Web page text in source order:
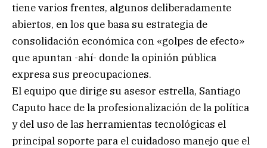
tiene varios frentes, algunos deliberadamente
abiertos, en los que basa su estrategia de
consolidación económica con «golpes de efecto»
que apuntan -ahí- donde la opinión pública
expresa sus preocupaciones.
El equipo que dirige su asesor estrella, Santiago
Caputo hace de la profesionalización de la política
y del uso de las herramientas tecnológicas el
principal soporte para el cuidadoso manejo que el